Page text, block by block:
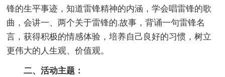
锋的生平事迹，知道雷锋精神的内涵，学会唱雷锋的歌
曲，会讲一、两个关于雷锋的.故事，背诵一句雷锋名
言，获得积极的情感体验，培养自己良好的习惯，树立
更伟大的人生观、价值观。
二、活动主题：